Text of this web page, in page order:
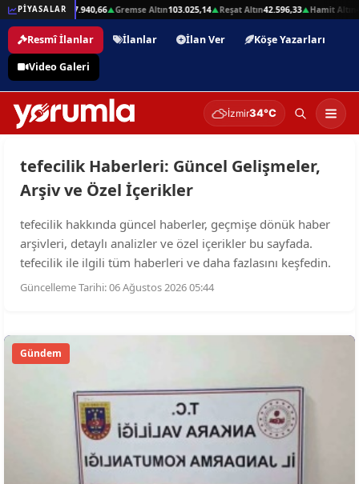
PİYASALAR
▲Beşli Altın207.940,66▲Gremse Altın103.025,14▲Reşat Altın42.596,33▲Hamit Altın
Resmî İlanlar İlanlar İlan Ver
Köşe Yazarları
Video Galeri
İzmir34°C
tefecilik Haberleri: Güncel Gelişmeler,
Arşiv ve Özel İçerikler
tefecilik hakkında güncel haberler, geçmişe dönük haber
arşivleri, detaylı analizler ve özel içerikler bu sayfada.
tefecilik ile ilgili tüm haberleri ve daha fazlasını keşfedin.
Güncelleme Tarihi: 06 Ağustos 2026 05:44
Gündem